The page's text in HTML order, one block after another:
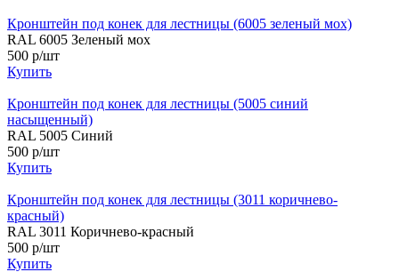
Кронштейн под конек для лестницы (6005 зеленый мох)
RAL 6005 Зеленый мох
500 р/шт
Купить
Кронштейн под конек для лестницы (5005 синий
насыщенный)
RAL 5005 Синий
500 р/шт
Купить
Кронштейн под конек для лестницы (3011 коричнево-
красный)
RAL 3011 Коричнево-красный
500 р/шт
Купить